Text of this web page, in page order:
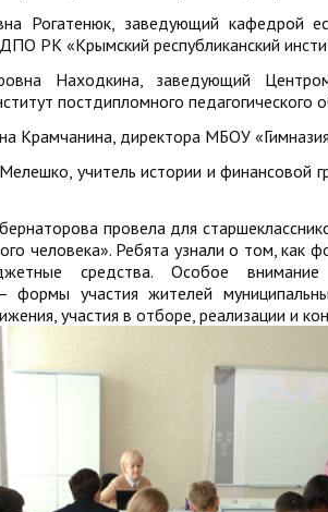
Рогатенюк, заведующий кафедрой
РК «Крымский республиканский
Находкина, заведующий
постдипломного педагогического
Крамчанина, директора МБОУ
Мелешко, учитель истории и
провела для
человека». Ребята узнали о том, как
средства. Особое
формы участия жителей
участия в отборе, реализации и